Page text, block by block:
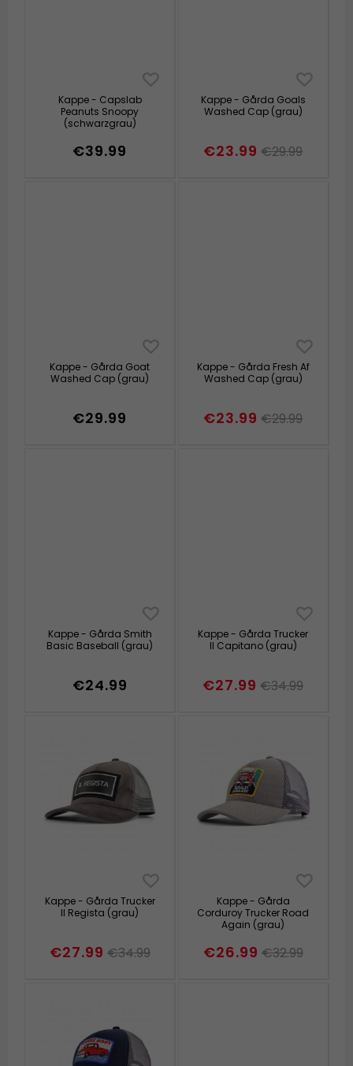
Kappe - Capslab
Peanuts Snoopy
(schwarzgrau)
€39.99
Kappe - Gårda Goals
Washed Cap (grau)
€23.99 €29.99
Kappe - Gårda Goat
Washed Cap (grau)
€29.99
Kappe - Gårda Fresh Af
Washed Cap (grau)
€23.99 €29.99
Kappe - Gårda Smith
Basic Baseball (grau)
€24.99
Kappe - Gårda Trucker
Il Capitano (grau)
€27.99 €34.99
Kappe - Gårda Trucker
Il Regista (grau)
€27.99 €34.99
Kappe - Gårda
Corduroy Trucker Road
Again (grau)
€26.99 €32.99